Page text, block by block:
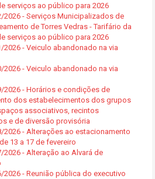
serviços ao público para 2026
2026 - Serviços Municipalizados de
de Torres Vedras - Tarifário da
serviços ao público para 2026
2026 - Veiculo abandonado na via
2026 - Veiculo abandonado na via
2026 - Horários e condições de
dos estabelecimentos dos grupos
associativos, recintos
e de diversão provisória
2026 - Alterações ao estacionamento
13 a 17 de fevereiro
2026 - Alteração ao Alvará de
2026 - Reunião pública do executivo